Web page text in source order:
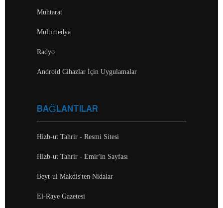
Muhtarat
Multimedya
Radyo
Android Cihazlar İçin Uygulamalar
BAĞLANTILAR
Hizb-ut Tahrir - Resmi Sitesi
Hizb-ut Tahrir - Emir'in Sayfası
Beyt-ul Makdis'ten Nidalar
El-Raye Gazetesi